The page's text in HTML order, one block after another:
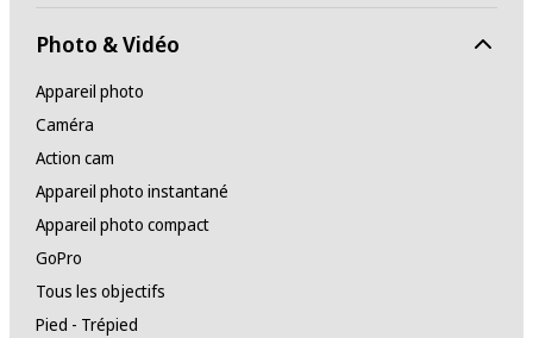
Photo & Vidéo
Appareil photo
Caméra
Action cam
Appareil photo instantané
Appareil photo compact
GoPro
Tous les objectifs
Pied - Trépied